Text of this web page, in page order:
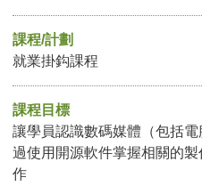
課程/計劃
就業掛鈎課程
課程目標
讓學員認識數碼媒體（包括
過使用開源軟件掌握相關的
作